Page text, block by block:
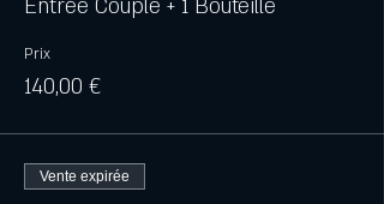
Entrée Couple + 1 Bouteille
Prix
140,00 €
Vente expirée